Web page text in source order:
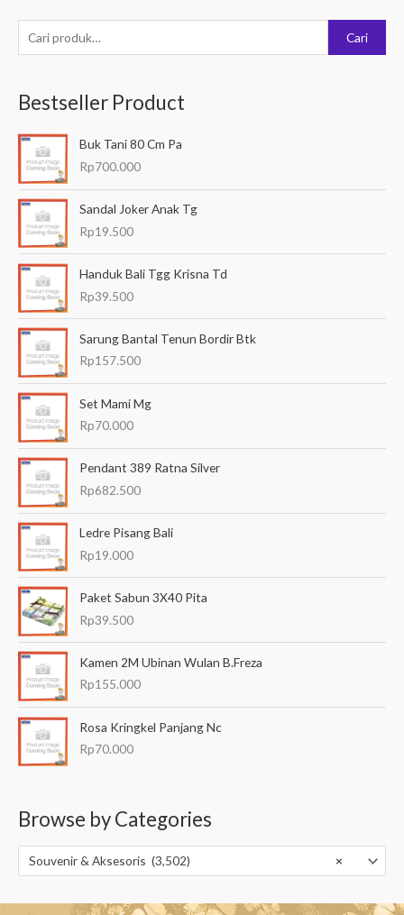
e
c
a
u
n
u
Cari
Bestseller Product
Buk Tani 80 Cm Pa
Rp700.000
Sandal Joker Anak Tg
Rp19.500
Handuk Bali Tgg Krisna Td
Rp39.500
Sarung Bantal Tenun Bordir Btk
Rp157.500
Set Mami Mg
Rp70.000
Pendant 389 Ratna Silver
Rp682.500
Ledre Pisang Bali
Rp19.000
Paket Sabun 3X40 Pita
Rp39.500
Kamen 2M Ubinan Wulan B.Freza
Rp155.000
Rosa Kringkel Panjang Nc
Rp70.000
Browse by Categories
×
Souvenir & Aksesoris (3,502)